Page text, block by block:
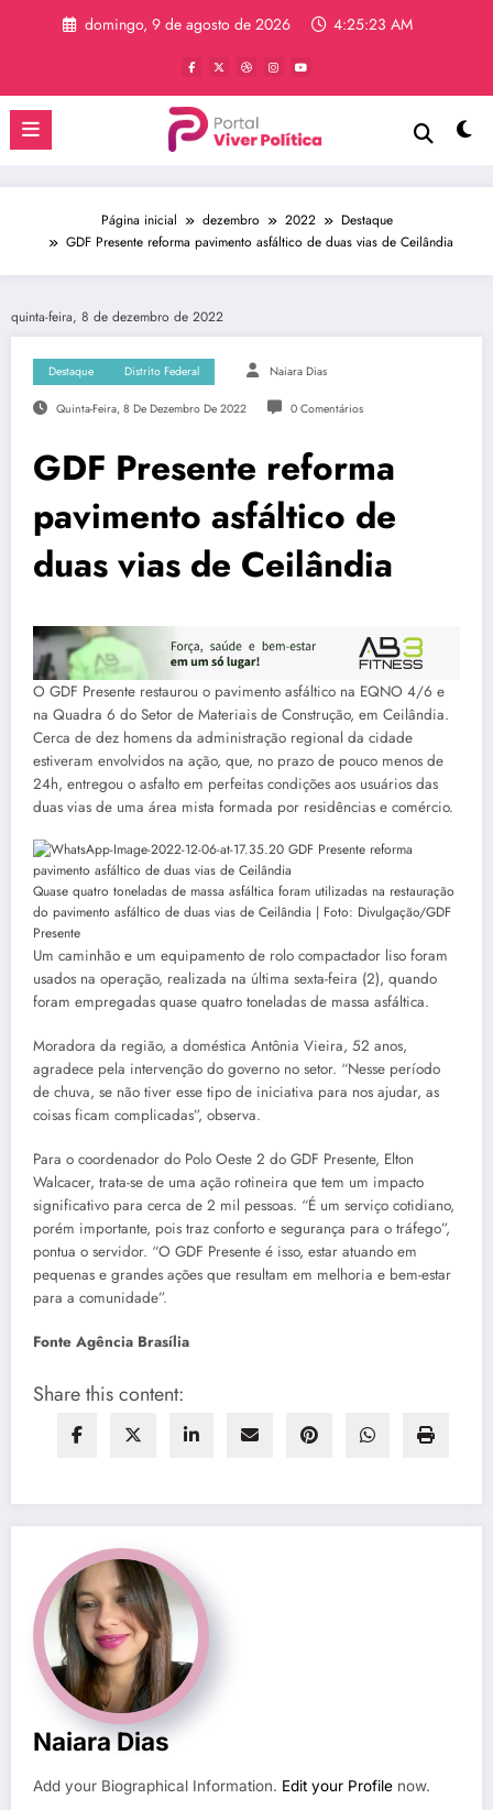
domingo, 9 de agosto de 2026 4:25:24 AM
Página inicial dezembro 2022
Destaque
GDF Presente reforma pavimento asfáltico de duas vias de Ceilândia
quinta-feira, 8 de dezembro de 2022
Destaque Distrito Federal Naiara Dias
Quinta-Feira, 8 De Dezembro De 2022 0 Comentários
GDF Presente reforma
pavimento asfáltico de
duas vias de Ceilândia
O GDF Presente restaurou o pavimento asfáltico na EQNO 4/6 e
na Quadra 6 do Setor de Materiais de Construção, em Ceilândia.
Cerca de dez homens da administração regional da cidade
estiveram envolvidos na ação, que, no prazo de pouco menos de
24h, entregou o asfalto em perfeitas condições aos usuários das
duas vias de uma área mista formada por residências e comércio.
Quase quatro toneladas de massa asfáltica foram utilizadas na restauração
do pavimento asfáltico de duas vias de Ceilândia | Foto: Divulgação/GDF
Presente
Um caminhão e um equipamento de rolo compactador liso foram
usados na operação, realizada na última sexta-feira (2), quando
foram empregadas quase quatro toneladas de massa asfáltica.
Moradora da região, a doméstica Antônia Vieira, 52 anos,
agradece pela intervenção do governo no setor. “Nesse período
de chuva, se não tiver esse tipo de iniciativa para nos ajudar, as
coisas ficam complicadas”, observa.
Para o coordenador do Polo Oeste 2 do GDF Presente, Elton
Walcacer, trata-se de uma ação rotineira que tem um impacto
significativo para cerca de 2 mil pessoas. “É um serviço cotidiano,
porém importante, pois traz conforto e segurança para o tráfego”,
pontua o servidor. “O GDF Presente é isso, estar atuando em
pequenas e grandes ações que resultam em melhoria e bem-estar
para a comunidade”.
Fonte Agência Brasília
Share this content:
Naiara Dias
Add your Biographical Information. Edit your Profile now.